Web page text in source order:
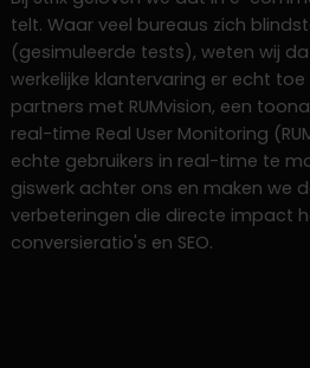
telt. Waar veel bureaus zich
(gesimuleerde tests), weten wij
werkelijke klantervaring er echt
partners met RUMvision, een
real-time Real User Monitoring
echte gebruikers in real-time te
giswerk achter ons en maken we
verbeteringen die directe impact
conversieratio's en SEO.